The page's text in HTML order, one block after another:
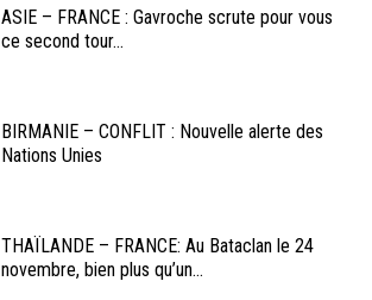
ASIE – FRANCE : Gavroche scrute pour vous
ce second tour...
BIRMANIE – CONFLIT : Nouvelle alerte des
Nations Unies
THAÏLANDE – FRANCE: Au Bataclan le 24
novembre, bien plus qu’un...